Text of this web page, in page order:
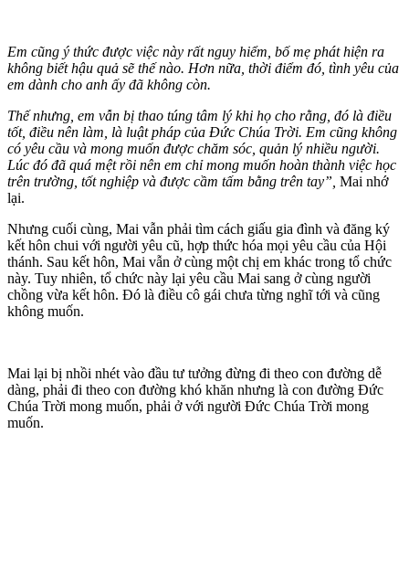
Em cũng ý thức được việc này rất nguy hiểm, bố mẹ phát hiện ra
không biết hậu quả sẽ thế nào. Hơn nữa, thời điểm đó, tình yêu của
em dành cho anh ấy đã không còn.
Thế nhưng, em vẫn bị thao túng tâm lý khi họ cho rằng, đó là điều
tốt, điều nên làm, là luật pháp của Đức Chúa Trời. Em cũng không
có yêu cầu và mong muốn được chăm sóc, quản lý nhiều người.
Lúc đó đã quá mệt rồi nên em chỉ mong muốn hoàn thành việc học
trên trường, tốt nghiệp và được cầm tấm bằng trên tay”, Mai nhớ
lại.
Nhưng cuối cùng, Mai vẫn phải tìm cách giấu gia đình và đăng ký
kết hôn chui với người yêu cũ, hợp thức hóa mọi yêu cầu của Hội
thánh. Sau kết hôn, Mai vẫn ở cùng một chị em khác trong tổ chức
này. Tuy nhiên, tổ chức này lại yêu cầu Mai sang ở cùng người
chồng vừa kết hôn. Đó là điều cô gái chưa từng nghĩ tới và cũng
không muốn.
Mai lại bị nhồi nhét vào đầu tư tưởng đừng đi theo con đường dễ
dàng, phải đi theo con đường khó khăn nhưng là con đường Đức
Chúa Trời mong muốn, phải ở với người Đức Chúa Trời mong
muốn.